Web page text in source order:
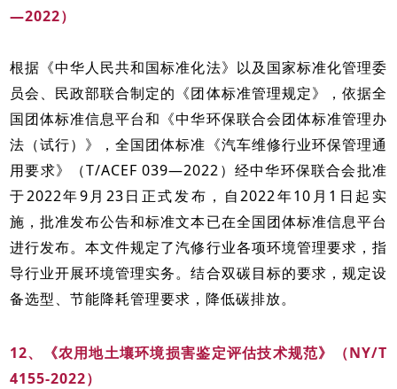
—2022）
根据《中华人民共和国标准化法》以及国家标准化管理委
员会、民政部联合制定的《团体标准管理规定》，依据全
国团体标准信息平台和《中华环保联合会团体标准管理办
法（试行）》，全国团体标准《汽车维修行业环保管理通
用要求》（T/ACEF 039—2022）经中华环保联合会批准
于2022年9月23日正式发布，自2022年10月1日起实
施，批准发布公告和标准文本已在全国团体标准信息平台
进行发布。本文件规定了汽修行业各项环境管理要求，指
导行业开展环境管理实务。结合双碳目标的要求，规定设
备选型、节能降耗管理要求，降低碳排放。
12、《农用地土壤环境损害鉴定评估技术规范》（NY/T
4155-2022）